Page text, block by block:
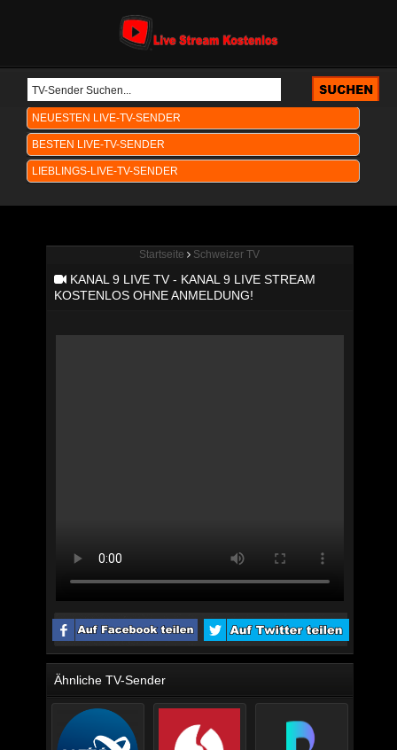
NEUESTEN LIVE-TV-SENDER
BESTEN LIVE-TV-SENDER
LIEBLINGS-LIVE-TV-SENDER
Startseite Schweizer TV
KANAL 9 LIVE TV - KANAL 9 LIVE STREAM
KOSTENLOS OHNE ANMELDUNG!
Ähnliche TV-Sender